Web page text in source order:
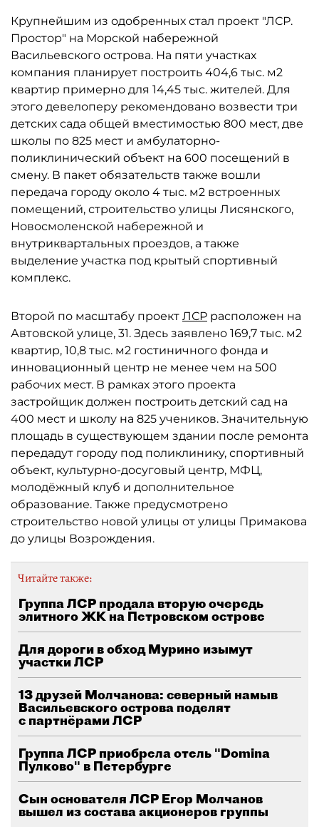
Крупнейшим из одобренных стал проект "ЛСР.
Простор" на Морской набережной
Васильевского острова. На пяти участках
компания планирует построить 404,6 тыс. м2
квартир примерно для 14,45 тыс. жителей. Для
этого девелоперу рекомендовано возвести три
детских сада общей вместимостью 800 мест, две
школы по 825 мест и амбулаторно-
поликлинический объект на 600 посещений в
смену. В пакет обязательств также вошли
передача городу около 4 тыс. м2 встроенных
помещений, строительство улицы Лисянского,
Новосмоленской набережной и
внутриквартальных проездов, а также
выделение участка под крытый спортивный
комплекс.
Второй по масштабу проект ЛСР расположен на
Автовской улице, 31. Здесь заявлено 169,7 тыс. м2
квартир, 10,8 тыс. м2 гостиничного фонда и
инновационный центр не менее чем на 500
рабочих мест. В рамках этого проекта
застройщик должен построить детский сад на
400 мест и школу на 825 учеников. Значительную
площадь в существующем здании после ремонта
передадут городу под поликлинику, спортивный
объект, культурно-досуговый центр, МФЦ,
молодёжный клуб и дополнительное
образование. Также предусмотрено
строительство новой улицы от улицы Примакова
до улицы Возрождения.
Читайте также:
Группа ЛСР продала вторую очередь
элитного ЖК на Петровском острове
Для дороги в обход Мурино изымут
участки ЛСР
13 друзей Молчанова: северный намыв
Васильевского острова поделят
с партнёрами ЛСР
Группа ЛСР приобрела отель "Domina
Пулково" в Петербурге
Сын основателя ЛСР Егор Молчанов
вышел из состава акционеров группы